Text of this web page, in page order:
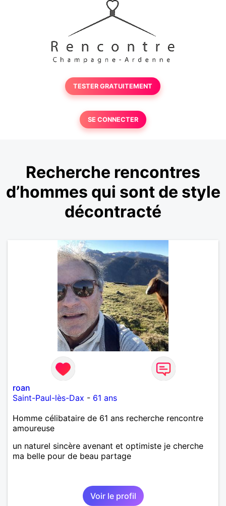
TESTER GRATUITEMENT
SE CONNECTER
Recherche rencontres
d’hommes qui sont de style
décontracté
roan
Saint-Paul-lès-Dax - 61 ans
Homme célibataire de 61 ans recherche rencontre
amoureuse
un naturel sincère avenant et optimiste je cherche
ma belle pour de beau partage
Voir le profil